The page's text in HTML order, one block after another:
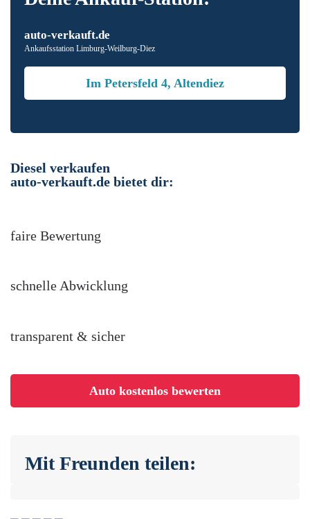
auto-verkauft.de
Ankaufsstation Limburg-Weilburg-Diez
Im Petersfeld 4, Altendiez
Diesel verkaufen
auto-verkauft.de bietet dir:
faire Bewertung
schnelle Abwicklung
transparent & sicher
Auto kostenlos bewerten
Mit Freunden teilen: